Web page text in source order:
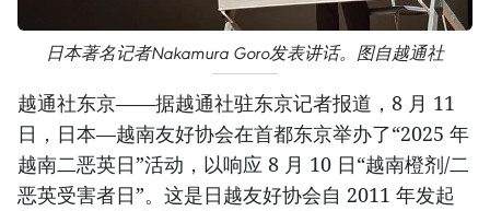
日本著名记者Nakamura Goro发表讲话。图自越通社
越通社东京——据越通社驻东京记者报道，8 月 11
日，日本—越南友好协会在首都东京举办了“2025 年
越南二恶英日”活动，以响应 8 月 10 日“越南橙剂/二
恶英受害者日”。这是日越友好协会自 2011 年发起